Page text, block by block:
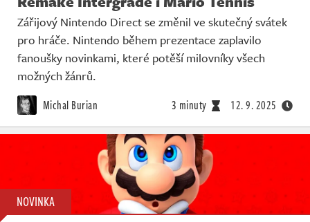
Zářijový Nintendo Direct se změnil ve skutečný svátek
pro hráče. Nintendo během prezentace zaplavilo
fanoušky novinkami, které potěší milovníky všech
možných žánrů.
Michal Burian 3 minuty 12. 9. 2025
NOVINKA